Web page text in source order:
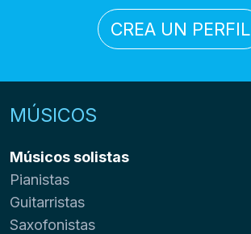
CREA UN PERFIL
MÚSICOS
Músicos solistas
Pianistas
Guitarristas
Saxofonistas